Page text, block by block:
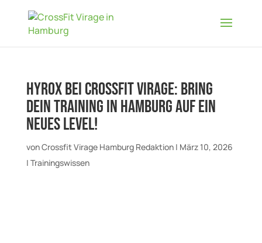
Hyrox bei CrossFit Virage: Bring
dein Training in Hamburg auf ein
neues Level!
vonCrossfit Virage Hamburg Redaktion| März 10, 2026
| Trainingswissen